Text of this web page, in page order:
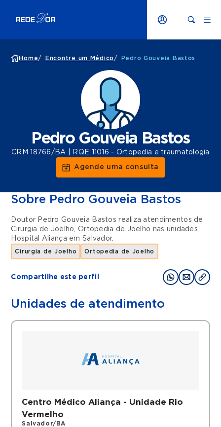
Home/ Encontre um Médico / Pedro Gouveia Bastos
Pedro Gouveia Bastos
CRM 18766/BA | RQE 11016 - Ortopedia e traumatologia
Agende uma consulta
Sobre Pedro Gouveia Bastos
Doutor Pedro Gouveia Bastos realiza atendimentos de
Cirurgia de Joelho, Ortopedia de Joelho nas unidades
Hospital Aliança emSalvador.
Cirurgia de Joelho Ortopedia de Joelho
Compartilhe este perfil
Unidades de atendimento
Centro Médico Aliança - Unidade Rio
Vermelho
Salvador/BA